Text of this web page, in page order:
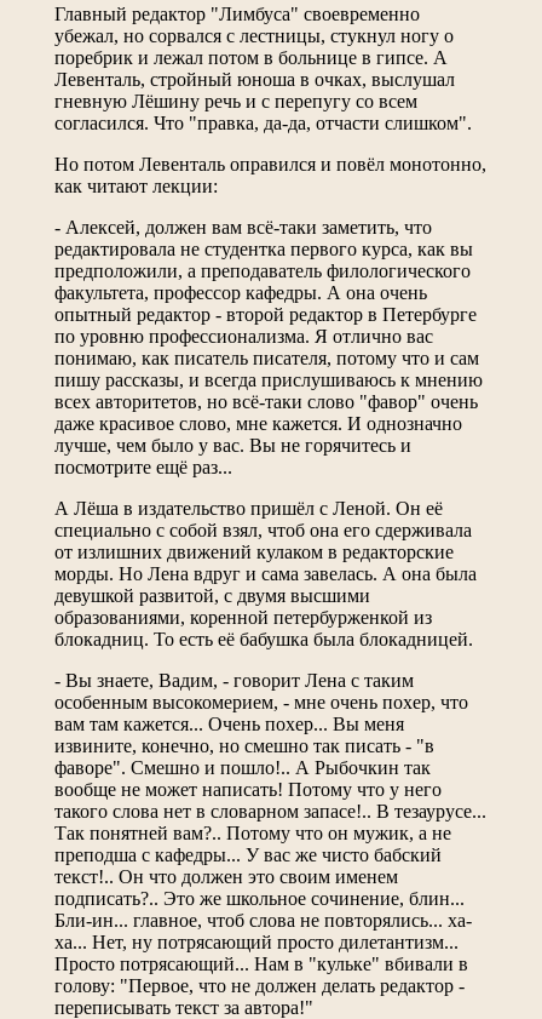
Главный редактор "Лимбуса" своевременно
убежал, но сорвался с лестницы, стукнул ногу о
поребрик и лежал потом в больнице в гипсе. А
Левенталь, стройный юноша в очках, выслушал
гневную Лёшину речь и с перепугу со всем
согласился. Что "правка, да-да, отчасти слишком".
Но потом Левенталь оправился и повёл монотонно,
как читают лекции:
- Алексей, должен вам всё-таки заметить, что
редактировала не студентка первого курса, как вы
предположили, а преподаватель филологического
факультета, профессор кафедры. А она очень
опытный редактор - второй редактор в Петербурге
по уровню профессионализма. Я отлично вас
понимаю, как писатель писателя, потому что и сам
пишу рассказы, и всегда прислушиваюсь к мнению
всех авторитетов, но всё-таки слово "фавор" очень
даже красивое слово, мне кажется. И однозначно
лучше, чем было у вас. Вы не горячитесь и
посмотрите ещё раз...
А Лёша в издательство пришёл с Леной. Он её
специально с собой взял, чтоб она его сдерживала
от излишних движений кулаком в редакторские
морды. Но Лена вдруг и сама завелась. А она была
девушкой развитой, с двумя высшими
образованиями, коренной петербурженкой из
блокадниц. То есть её бабушка была блокадницей.
- Вы знаете, Вадим, - говорит Лена с таким
особенным высокомерием, - мне очень похер, что
вам там кажется... Очень похер... Вы меня
извините, конечно, но смешно так писать - "в
фаворе". Смешно и пошло!.. А Рыбочкин так
вообще не может написать! Потому что у него
такого слова нет в словарном запасе!.. В тезаурусе...
Так понятней вам?.. Потому что он мужик, а не
преподша с кафедры... У вас же чисто бабский
текст!.. Он что должен это своим именем
подписать?.. Это же школьное сочинение, блин...
Бли-ин... главное, чтоб слова не повторялись... ха-
ха... Нет, ну потрясающий просто дилетантизм...
Просто потрясающий... Нам в "кульке" вбивали в
голову: "Первое, что не должен делать редактор -
переписывать текст за автора!"